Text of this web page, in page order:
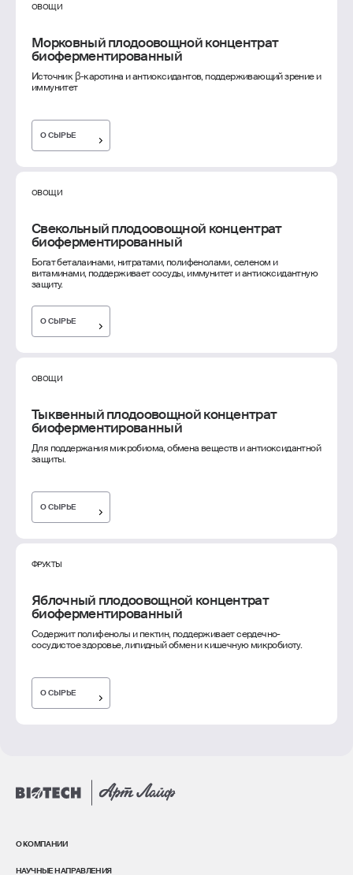
ОВОЩИ
Морковный плодоовощной концентрат
биоферментированный
Источник β-каротина и антиоксидантов, поддерживающий зрение и
иммунитет
О СЫРЬЕ
ОВОЩИ
Свекольный плодоовощной концентрат
биоферментированный
Богат беталаинами, нитратами, полифенолами, селеном и
витаминами, поддерживает сосуды, иммунитет и антиоксидантную
защиту.
О СЫРЬЕ
ОВОЩИ
Тыквенный плодоовощной концентрат
биоферментированный
Для поддержания микробиома, обмена веществ и антиоксидантной
защиты.
О СЫРЬЕ
ФРУКТЫ
Яблочный плодоовощной концентрат
биоферментированный
Содержит полифенолы и пектин, поддерживает сердечно-
сосудистое здоровье, липидный обмен и кишечную микробиоту.
О СЫРЬЕ
О КОМПАНИИ
НАУЧНЫЕ НАПРАВЛЕНИЯ